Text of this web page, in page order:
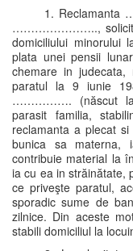
1. Reclamanta
…………………..,
domiciliului minorului
plata unei pensii
chemare in
paratul la 9 iunie
……………. (născut la
parasit familia,
reclamanta a plecat
bunica sa materna,
contribuie material la
ia cu ea in străinătate,
ce priveşte paratul,
sporadic sume de
zilnice. Din aceste
stabili domiciliul la